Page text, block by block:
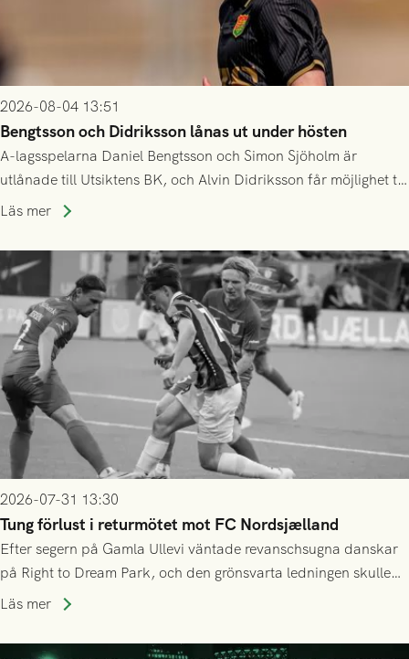
2026-08-04 13:51
Bengtsson och Didriksson lånas ut under hösten
A-lagsspelarna Daniel Bengtsson och Simon Sjöholm är
utlånade till Utsiktens BK, och Alvin Didriksson får möjlighet till
speltid i Hestrafors genom föreningssamarbete.
Läs mer
2026-07-31 13:30
Tung förlust i returmötet mot FC Nordsjælland
Efter segern på Gamla Ullevi väntade revanschsugna danskar
på Right to Dream Park, och den grönsvarta ledningen skulle
upphöra efter mindre än kvarten spelad. På lika mark visade
tennissiffror och det grönsvarta europaäventyret tog slut.
Läs mer